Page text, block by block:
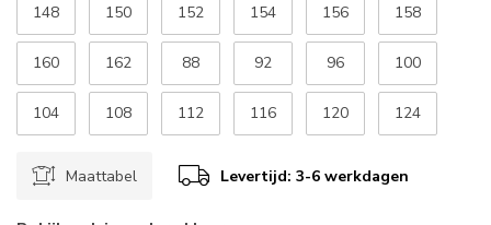
148 150 152 154 156 158
160 162 88 92 96 100
104 108 112 116 120 124
Maattabel Levertijd: 3-6 werkdagen